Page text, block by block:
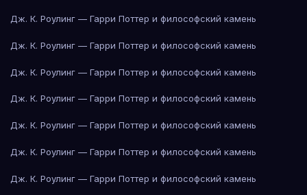
Дж. К. Роулинг — Гарри Поттер и философский камень
Дж. К. Роулинг — Гарри Поттер и философский камень
Дж. К. Роулинг — Гарри Поттер и философский камень
Дж. К. Роулинг — Гарри Поттер и философский камень
Дж. К. Роулинг — Гарри Поттер и философский камень
Дж. К. Роулинг — Гарри Поттер и философский камень
Дж. К. Роулинг — Гарри Поттер и философский камень